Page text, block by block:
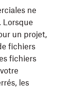
ne
Lorsque
un projet,
fichiers
fichiers
les